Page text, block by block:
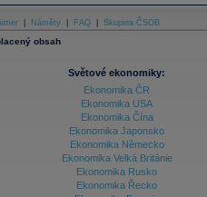
Náměty FAQ Skupina ČSOB
obsah
Světové ekonomiky:
Ekonomika ČR
Ekonomika USA
Ekonomika Čína
Ekonomika Japonsko
Ekonomika Německo
Ekonomika Velká Británie
Ekonomika Rusko
Ekonomika Řecko